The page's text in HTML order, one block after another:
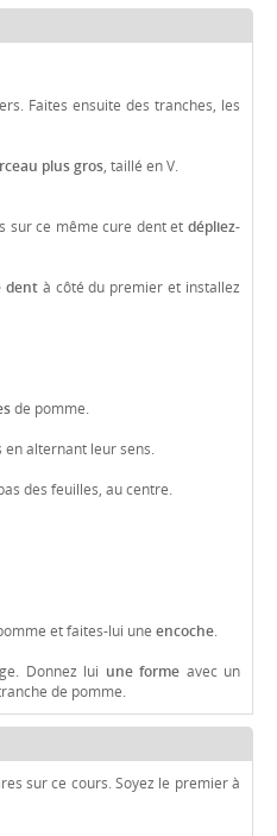
Faites ensuite des tranches, les
plus gros, taillé en V.
sur ce même cure dent etdépliez-
dentà côté du premier et installez
de pomme.
en alternant leur sens.
des feuilles, au centre.
et faites-lui une encoche.
Donnez lui une forme avec un
de pomme.
sur ce cours. Soyez le premier à